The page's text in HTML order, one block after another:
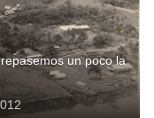
un poco la